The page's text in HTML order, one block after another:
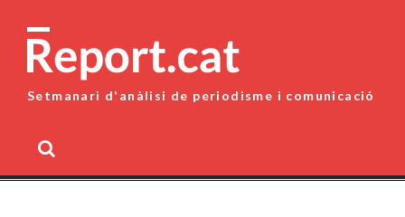
content
Setmanari d'anàlisi de periodisme i comunicació